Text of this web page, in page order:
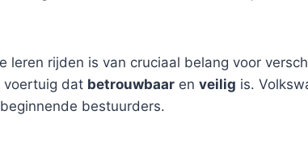
leren rijden is van cruciaal belang voor
voertuig dat betrouwbaar en veilig is.
bestuurders.